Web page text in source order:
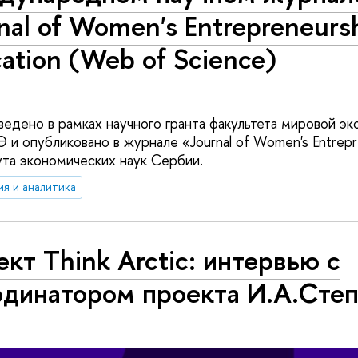
of Women's
(Web of Science)
в рамках научного гранта факультета мировой
опубликовано в журнале «Journal of Women's
экономических наук Сербии.
и аналитика
Think Arctic: интервью с
проекта